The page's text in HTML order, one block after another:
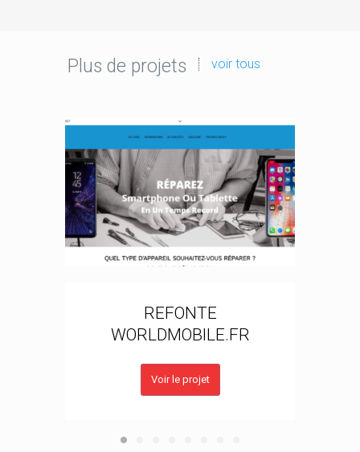
Plus de projets voir tous
REFONTE
WORLDMOBILE.FR
Voir le projet